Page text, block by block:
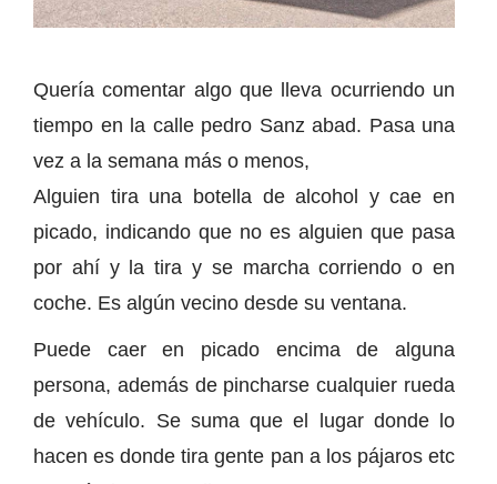
Quería comentar algo que lleva ocurriendo un
tiempo en la calle pedro Sanz abad. Pasa una
vez a la semana más o menos,
Alguien tira una botella de alcohol y cae en
picado, indicando que no es alguien que pasa
por ahí y la tira y se marcha corriendo o en
coche. Es algún vecino desde su ventana.
Puede caer en picado encima de alguna
persona, además de pincharse cualquier rueda
de vehículo. Se suma que el lugar donde lo
hacen es donde tira gente pan a los pájaros etc